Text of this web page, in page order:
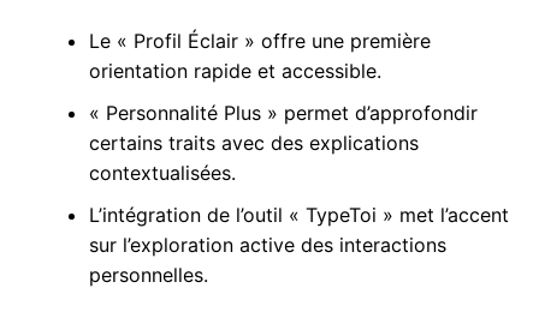
Le « Profil Éclair » offre une première
orientation rapide et accessible.
« Personnalité Plus » permet d’approfondir
certains traits avec des explications
contextualisées.
L’intégration de l’outil « TypeToi » met l’accent
sur l’exploration active des interactions
personnelles.